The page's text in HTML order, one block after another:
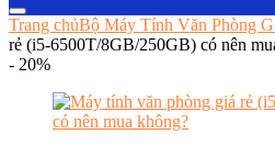
Trang chủBộ Máy Tính Văn Phòng
rẻ (i5-6500T/8GB/250GB) có nên
- 20%